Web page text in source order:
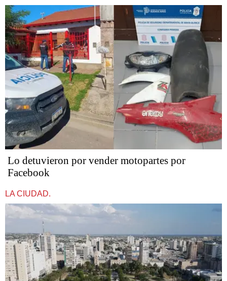
Lo detuvieron por vender motopartes por
Facebook
LA CIUDAD.